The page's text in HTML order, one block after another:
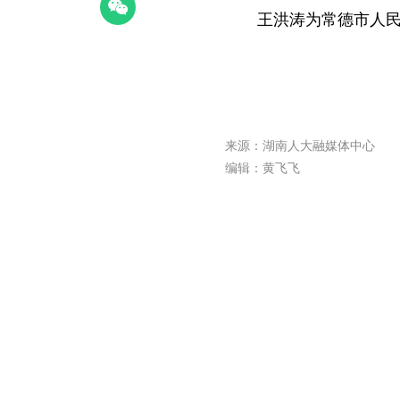
王洪涛为常德市人
来源：湖南人大融媒体中心
编辑：黄飞飞